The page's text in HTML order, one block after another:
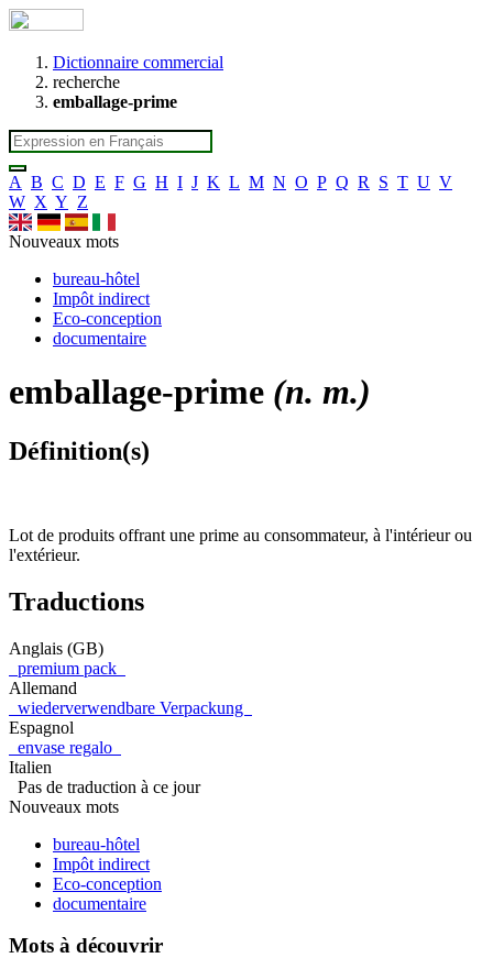
Dictionnaire commercial
recherche
emballage-prime
A B C D E F G H I J K L M N O P Q R S T U V
W X Y Z
Nouveaux mots
bureau-hôtel
Impôt indirect
Eco-conception
documentaire
emballage-prime (n. m.)
Définition(s)
Lot de produits offrant une prime au consommateur, à l'intérieur ou
l'extérieur.
Traductions
Anglais (GB)
premium pack
Allemand
wiederverwendbare Verpackung
Espagnol
envase regalo
Italien
Pas de traduction à ce jour
Nouveaux mots
bureau-hôtel
Impôt indirect
Eco-conception
documentaire
Mots à découvrir